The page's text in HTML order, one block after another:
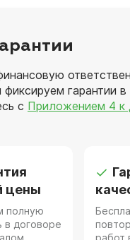
фиксируем гарантии
с Приложением 4 к
цены
полную
в договоре
работ